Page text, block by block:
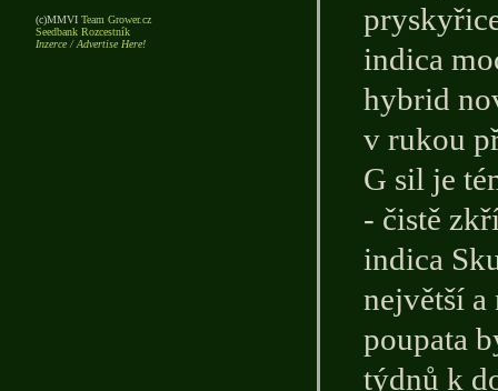
(c)MMVI Team Grower.cz
Seedbank Rozcestník
Inzerce / Advertise Here!
indica
hybrid
v rukou
G sil je
- čistě
indica
největší
poupata
týdnů k